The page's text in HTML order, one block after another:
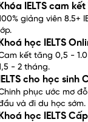
Khóa IELTS cam kết
giảng viên 8.5+
lớp.
Khoá học IELTS
kết tăng 0,5 -
- 2 tháng.
IELTS cho học sinh
phục ước mơ
và đi du học sớm.
Khoá học IELTS